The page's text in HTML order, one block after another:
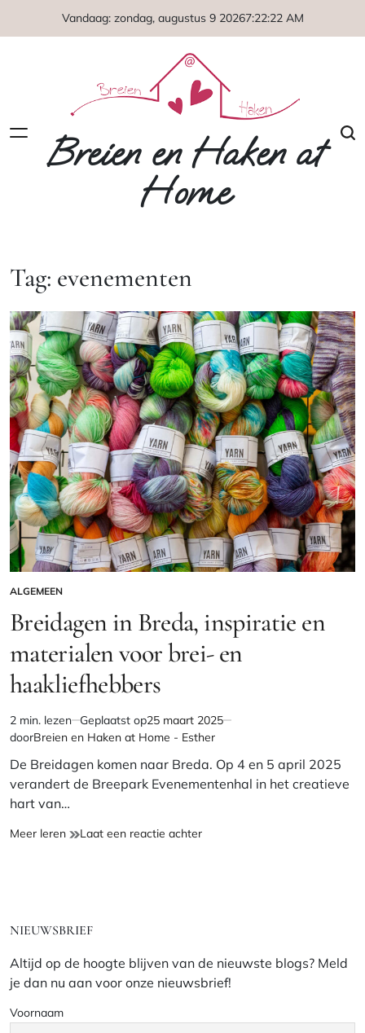
Vandaag: zondag, augustus 9 20267:22:23 AM
Breien en Haken at
Home
Tag: evenementen
GEPLAATST
IN
ALGEMEEN
Breidagen in Breda, inspiratie en
materialen voor brei- en
haakliefhebbers
Geschatte
leestijd
2 min. lezen Geplaatst op25 maart 2025
doorBreien en Haken at Home - Esther
De Breidagen komen naar Breda. Op 4 en 5 april 2025
verandert de Breepark Evenementenhal in het creatieve
hart van…
Meer leren Breidagen
voor
en
haakliefhebbers
Laat een reactie achterop
brei-
en
NIEUWSBRIEF
Altijd op de hoogte blijven van de nieuwste blogs? Meld
je dan nu aan voor onze nieuwsbrief!
Voornaam